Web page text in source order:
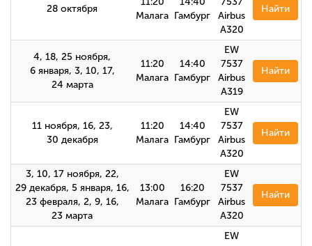
28 октября
Малага Гамбург
Airbus
А320
Найти
4, 18, 25 ноября,
6 января, 3, 10, 17,
24 марта
11:20
Малага
14:40
Гамбург
EW
7537
Airbus
A319
Найти
11 ноября, 16, 23,
30 декабря
11:20
Малага
14:40
Гамбург
EW
7537
Airbus
A320
Найти
3, 10, 17 ноября, 22,
29 декабря, 5 января, 16,
23 февраля, 2, 9, 16,
23 марта
13:00
Малага
16:20
Гамбург
EW
7537
Airbus
A320
Найти
EW